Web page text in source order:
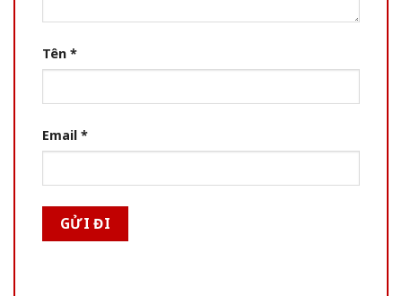
Tên *
Email *